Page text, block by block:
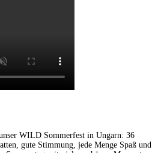
WILD Sommerfest in Ungarn: 36
gute Stimmung, jede Menge Spaß und